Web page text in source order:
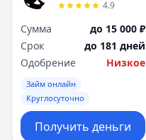
4.9
Сумма
до 15 000 ₽
Срок
до 181 дней
Одобрение
Низкое
Займ онлайн
Круглосуточно
Получить деньги